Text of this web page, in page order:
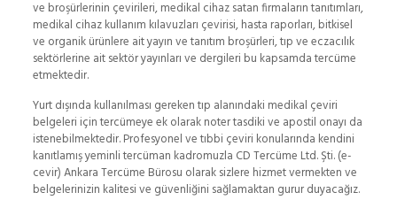
ve broşürlerinin çevirileri, medikal cihaz satan firmaların tanıtımları,
medikal cihaz kullanım kılavuzları çevirisi, hasta raporları, bitkisel
ve organik ürünlere ait yayın ve tanıtım broşürleri, tıp ve eczacılık
sektörlerine ait sektör yayınları ve dergileri bu kapsamda tercüme
etmektedir.
Yurt dışında kullanılması gereken tıp alanındaki medikal çeviri
belgeleri için tercümeye ek olarak noter tasdiki ve apostil onayı da
istenebilmektedir. Profesyonel ve tıbbi çeviri konularında kendini
kanıtlamış yeminli tercüman kadromuzla CD Tercüme Ltd. Şti. (e-
cevir) Ankara Tercüme Bürosu olarak sizlere hizmet vermekten ve
belgelerinizin kalitesi ve güvenliğini sağlamaktan gurur duyacağız.